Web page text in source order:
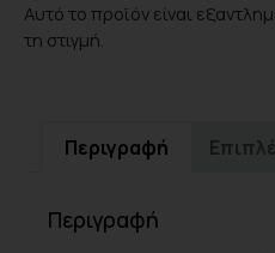
Αυτό το προϊόν είναι
τη στιγμή.
Περιγραφή
Περιγραφή